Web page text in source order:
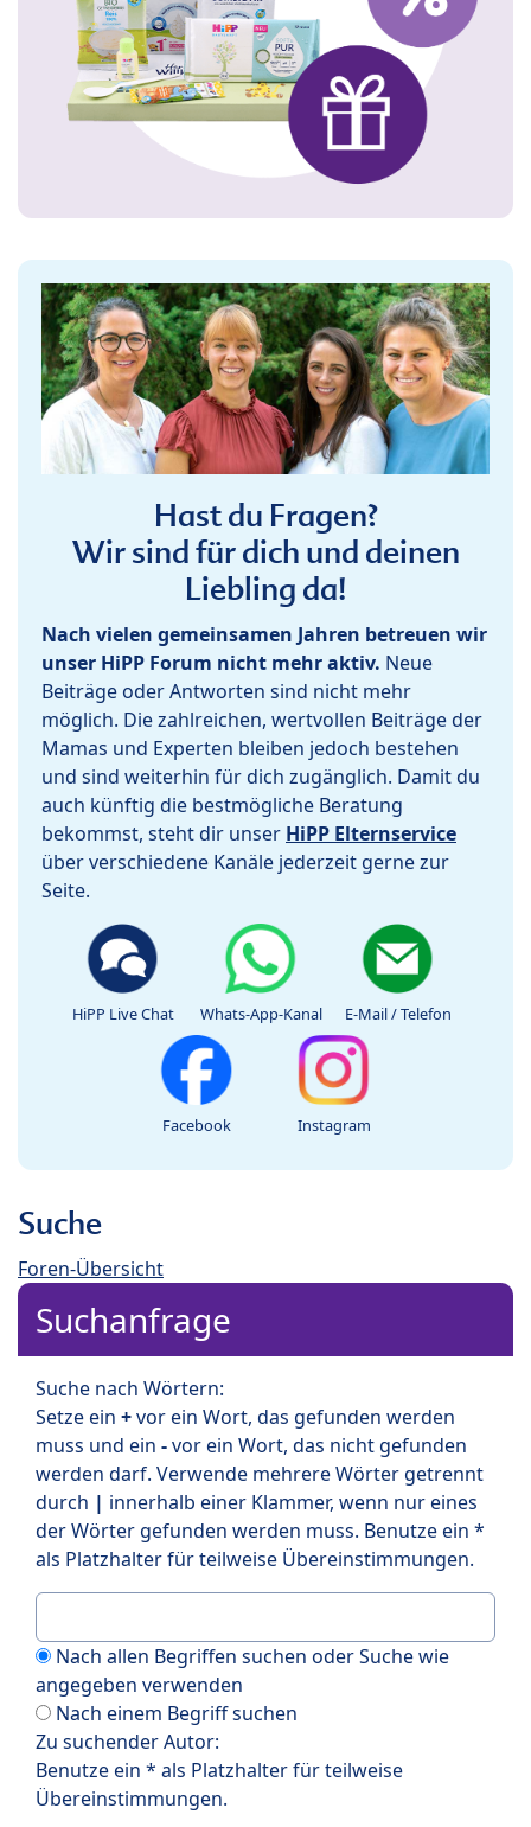
Hast du Fragen?
Wir sind für dich und deinen
Liebling da!
Nach vielen gemeinsamen Jahren betreuen wir
unser HiPP Forum nicht mehr aktiv. Neue
Beiträge oder Antworten sind nicht mehr
möglich. Die zahlreichen, wertvollen Beiträge der
Mamas und Experten bleiben jedoch bestehen
und sind weiterhin für dich zugänglich. Damit du
auch künftig die bestmögliche Beratung
bekommst, steht dir unser HiPP Elternservice
über verschiedene Kanäle jederzeit gerne zur
Seite.
HiPP Live Chat Whats-App-Kanal E-Mail / Telefon
Facebook Instagram
Suche
Foren-Übersicht
Suchanfrage
Suche nach Wörtern:
Setze ein +vor ein Wort, das gefunden werden
muss und ein -vor ein Wort, das nicht gefunden
werden darf. Verwende mehrere Wörter getrennt
durch | innerhalb einer Klammer, wenn nur eines
der Wörter gefunden werden muss. Benutze ein *
als Platzhalter für teilweise Übereinstimmungen.
Nach allen Begriffen suchen oder Suche wie
angegeben verwenden
Nach einem Begriff suchen
Zu suchender Autor:
Benutze ein * als Platzhalter für teilweise
Übereinstimmungen.